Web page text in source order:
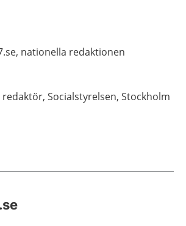
nationella redaktionen
redaktör, Socialstyrelsen, Stockholm